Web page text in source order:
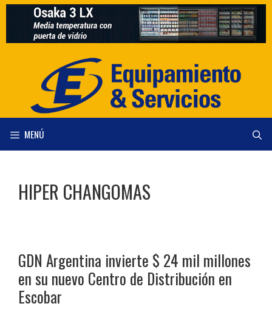
Saltar
contenido
MENÚ
HIPER CHANGOMAS
GDN Argentina invierte $ 24 mil millones
en su nuevo Centro de Distribución en
Escobar